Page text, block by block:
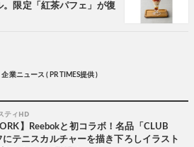
。限定「紅茶パフェ」が復
企業ニュース ( PR TIMES提供 )
ティHD
】Reebokと初コラボ！名品「CLUB
テニスカルチャーを描き下ろしイラスト